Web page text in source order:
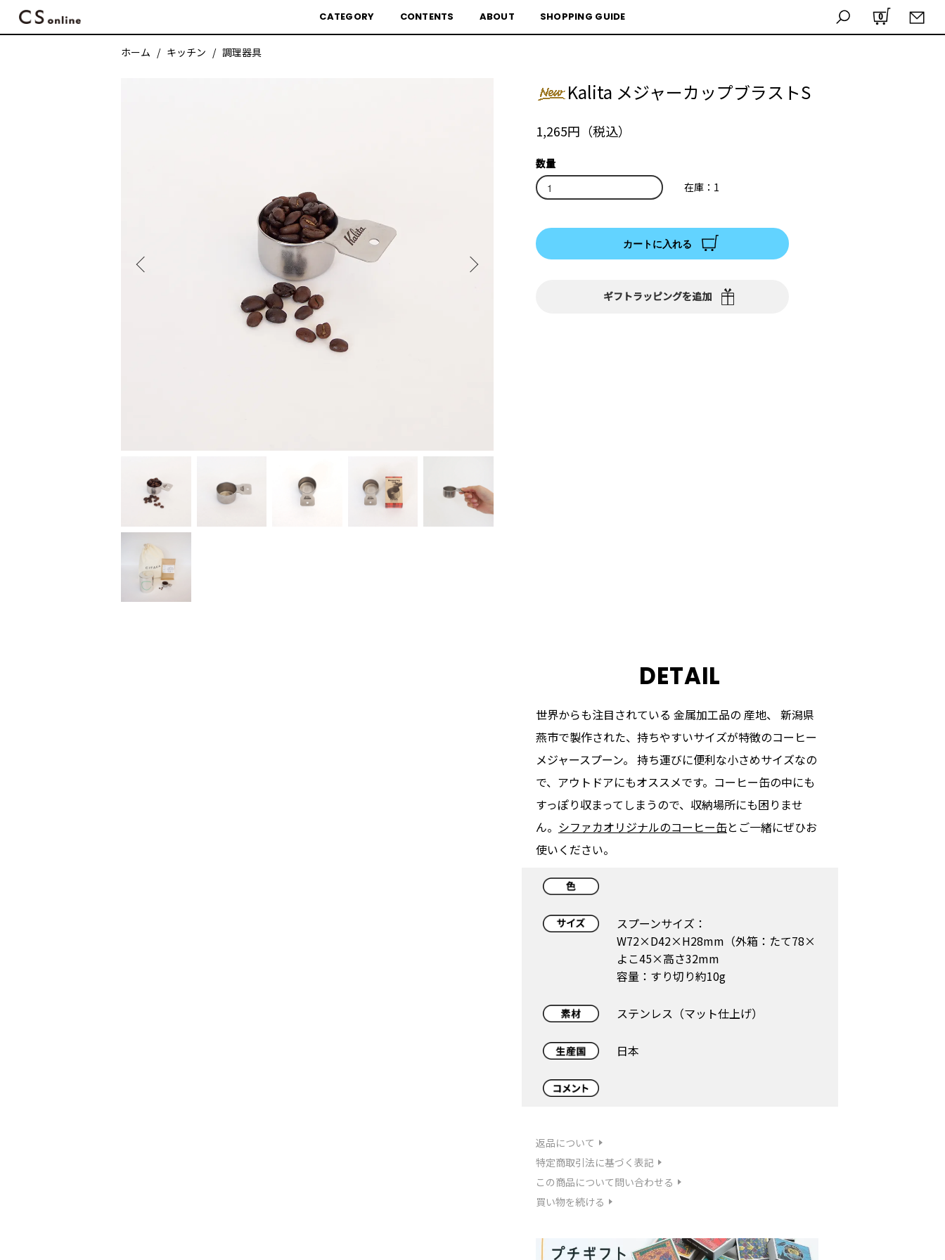
0
CATEGORY CONTENTS ABOUT SHOPPING GUIDE
ホーム キッチン 調理器具
Kalita メジャーカップブラストS
1,265円（税込）
数量
在庫：1
カートに入れる
ギフトラッピングを追加
DETAIL
世界からも注目されている 金属加工品の 産地、 新潟県
燕市で製作された、持ちやすいサイズが特徴のコーヒー
メジャースプーン。 持ち運びに便利な小さめサイズなの
で、アウトドアにもオススメです。コーヒー缶の中にも
すっぽり収まってしまうので、収納場所にも困りませ
ん。 シファカオリジナルのコーヒー缶とご一緒にぜひお
使いください。
スプーンサイズ：
W72×D42×H28mm（外箱：たて78×
よこ45×高さ32mm
容量：すり切り約10g
ステンレス（マット仕上げ）
日本
返品について
特定商取引法に基づく表記
この商品について問い合わせる
買い物を続ける